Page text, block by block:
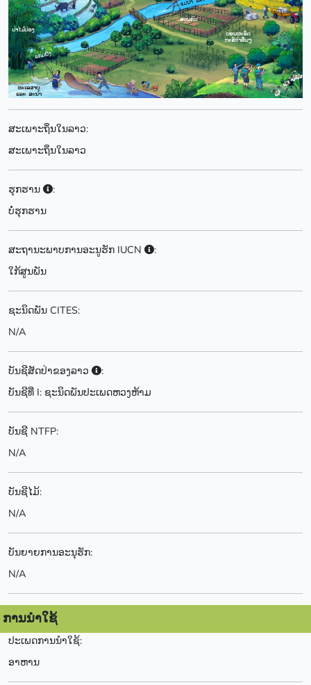
ສະເພາະຖິ່ນໃນລາວ:
ສະເພາະຖິ່ນໃນລາວ
ຮຸກຮານ
:
ບໍ່ຮຸກຮານ
ສະຖານະພາບການອະນູຮັກ IUCN
:
ໃກ້ສູນພັນ
ຊະນິດພັນ CITES:
N/A
ບັນຊີສັດປ່າຂອງລາວ
:
ບັນຊີທີ່ I: ຊະນິດພັນປະເພດຫວງຫ້າມ
ບັນຊີ NTFP:
N/A
ບັນຊີໄມ້:
N/A
ບັນຍາຍການອະນຸຮັກ:
N/A
ການນຳໃຊ້
ປະເພດການນຳໃຊ້:
ອາຫານ